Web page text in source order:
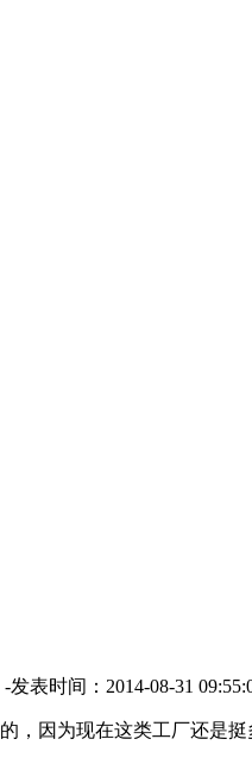
-发表时间：2014-08-31
，因为现在这类工厂还是